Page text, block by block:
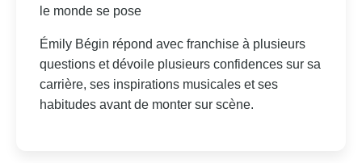
le monde se pose
Émily Bégin répond avec franchise à plusieurs
questions et dévoile plusieurs confidences sur sa
carrière, ses inspirations musicales et ses
habitudes avant de monter sur scène.